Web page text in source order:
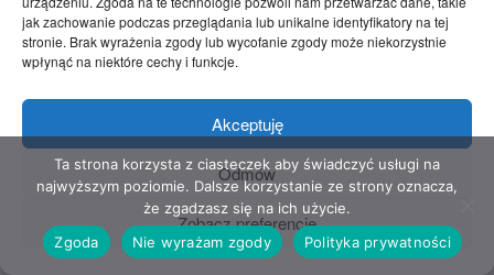
jak zachowanie podczas przeglądania lub unikalne identyfikatory na tej
stronie. Brak wyrażenia zgody lub wycofanie zgody może niekorzystnie
wpłynąć na niektóre cechy i funkcje.
Akceptuję
Odmów
Zobacz preferencje
pożar prokuratura prąd Remont Sport Stargard
Straż pożarna Szczecin szczepienia szpital Sąd
zatrzymanie
Świnoujście
Sfinansowano ze środków Funduszu Sprawiedliwości, którego
dysponentem jest Minister Sprawiedliwości.
Ta strona korzysta z ciasteczek aby świadczyć usługi na
najwyższym poziomie. Dalsze korzystanie ze strony oznacza,
że zgadzasz się na ich użycie.
Zgoda
Nie wyrażam zgody Polityka prywatności